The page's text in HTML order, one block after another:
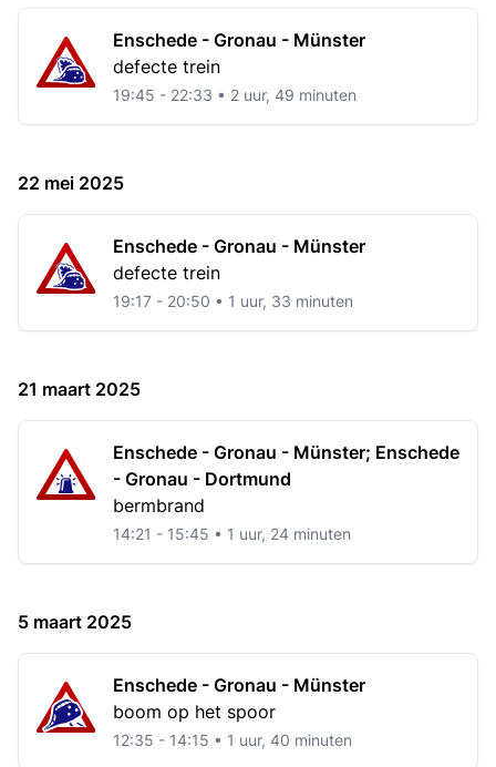
Enschede - Gronau - Münster
defecte trein
19:45 - 22:33 • 2 uur, 49 minuten
22 mei 2025
Enschede - Gronau - Münster
defecte trein
19:17 - 20:50 • 1 uur, 33 minuten
21 maart 2025
Enschede - Gronau - Münster; Enschede
- Gronau - Dortmund
bermbrand
14:21 - 15:45 • 1 uur, 24 minuten
5 maart 2025
Enschede - Gronau - Münster
boom op het spoor
12:35 - 14:15 • 1 uur, 40 minuten